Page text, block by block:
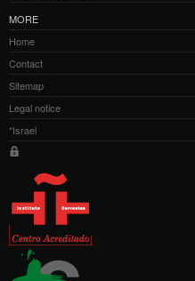
MORE
Home
Contact
Sitemap
Legal notice
*Israel